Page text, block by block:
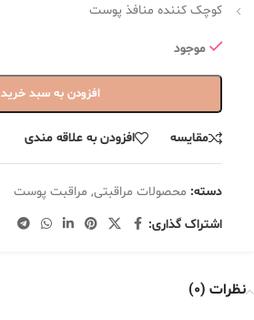
کوچک کننده منافذ پوست
موجود
افزودن به سبد خرید
مقایسه افزودن به علاقه مندی
دسته: محصولات مراقبتی, مراقبت پوست
اشتراک گذاری:
نظرات (0)